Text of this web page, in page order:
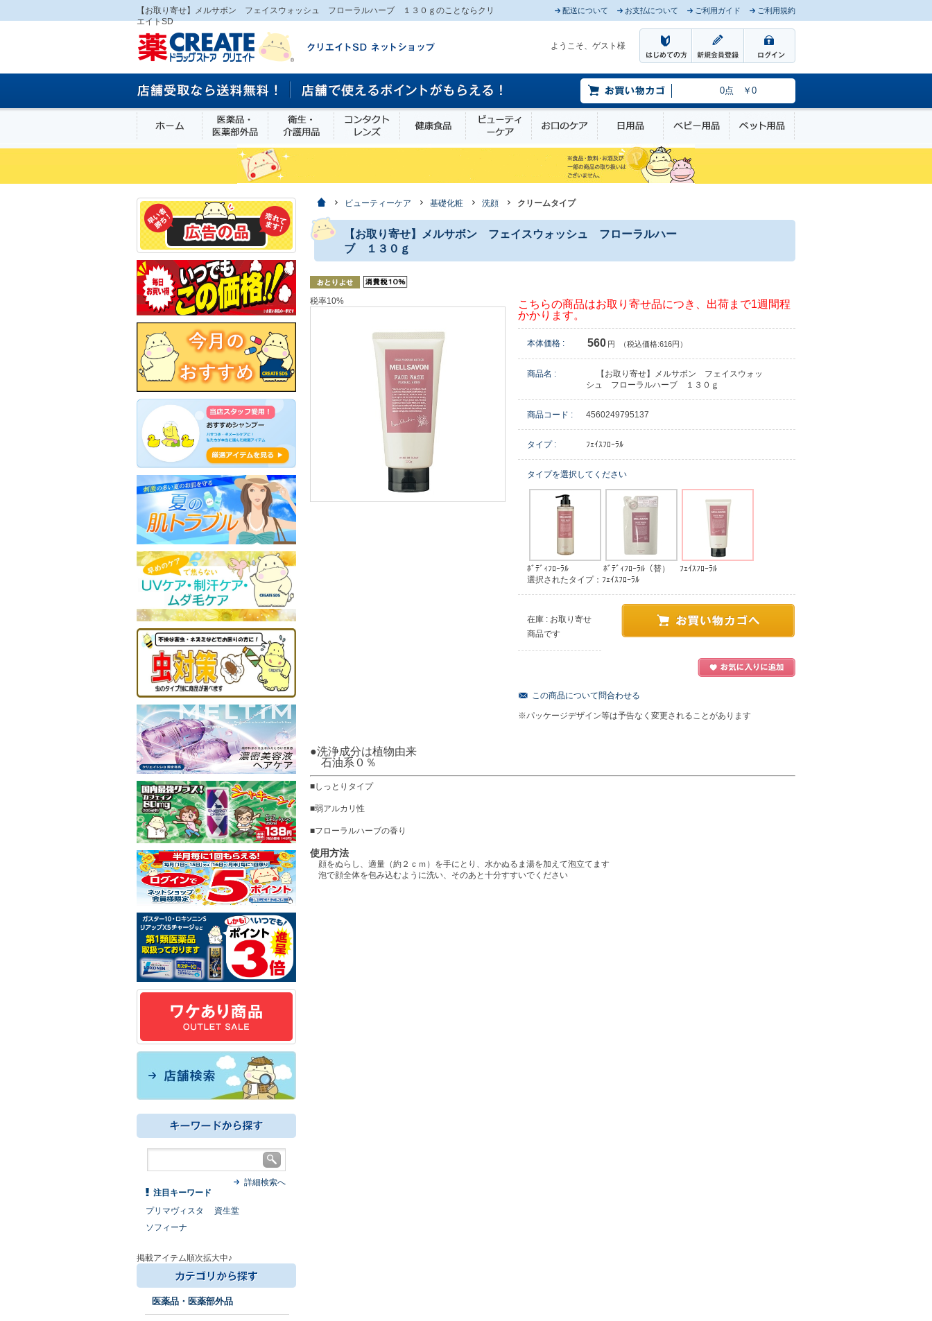
【お取り寄せ】メルサボン フェイスウォッシュ フローラルハーブ １３０ｇのことならクリ
エイトSD
配送について お支払について ご利用ガイド ご利用規約
ようこそ、ゲスト様
0点 ￥0
ホーム 医薬品・医薬部外品衛生・介護用品 コンタクトレンズ健康食品 ビューティーケアお口のケア 日用品 ベビー用品 ペット用品
ホームビューティーケア 基礎化粧 洗顔 クリームタイプ
【お取り寄せ】メルサボン フェイスウォッシュ フローラルハー
ブ １３０ｇ
税率10%
こちらの商品はお取り寄せ品につき、出荷まで1週間程
かかります。
本体価格 : 560 円 （税込価格:616円）
商品名 :
【お取り寄せ】メルサボン フェイスウォッ
シュ フローラルハーブ １３０ｇ
商品コード : 4560249795137
タイプ : ﾌｪｲｽﾌﾛｰﾗﾙ
タイプを選択してください
ﾎﾞﾃﾞｨﾌﾛｰﾗﾙ ﾎﾞﾃﾞｨﾌﾛｰﾗﾙ（替）
ﾌｪｲｽﾌﾛｰﾗﾙ
選択されたタイプ：ﾌｪｲｽﾌﾛｰﾗﾙ
在庫 : お取り寄せ
商品です
この商品について問合わせる
※パッケージデザイン等は予告なく変更されることがあります
●洗浄成分は植物由来
石油系０％
■しっとりタイプ
■弱アルカリ性
■フローラルハーブの香り
使用方法
顔をぬらし、適量（約２ｃｍ）を手にとり、水かぬるま湯を加えて泡立てます
泡で顔全体を包み込むように洗い、そのあと十分すすいでください
詳細検索へ
注目キーワード
プリマヴィスタ
資生堂
ソフィーナ
掲載アイテム順次拡大中♪
医薬品・医薬部外品